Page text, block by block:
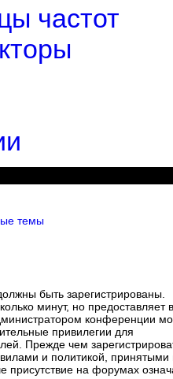
частот
темы
быть зарегистрированы.
минут, но предоставляет
конференции
привилегии для
Прежде чем
и политикой, принятыми
на форумах